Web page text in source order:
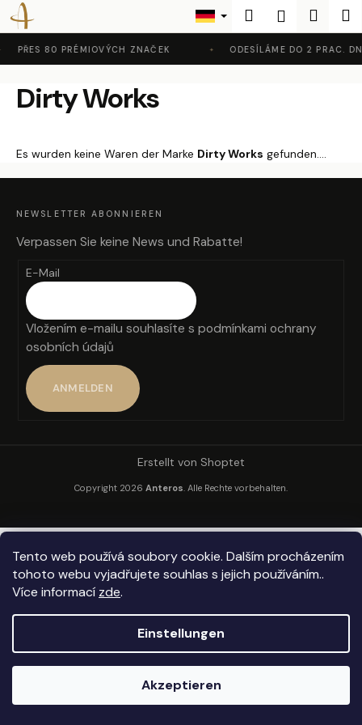
Tento web používá soubory cookie. Dalším procházením
tohoto webu vyjadřujete souhlas s jejich používáním..
Více informací zde.
Einstellungen
Akzeptieren
Zum
Inhalt
springen
SuchenLogin
PŘES 80 PRÉMIOVÝCH ZNAČEK ODESÍLÁME DO 2 PRAC.
Dirty Works
Es wurden keine Waren der Marke Dirty Works gefunden....
W
a
r
e
b
zum
zum
W
a
s
u
h
e
S
e
?
i
e
m
p
f
h
l
n
F
NEWSLETTER ABONNIEREN
Verpassen Sie keine News und Rabatte!
E-Mail
Vložením e-mailu souhlasíte s podmínkami ochrany
osobních údajů
ANMELDEN
Erstellt von Shoptet
Copyright 2026 Anteros. Alle Rechte vorbehalten.